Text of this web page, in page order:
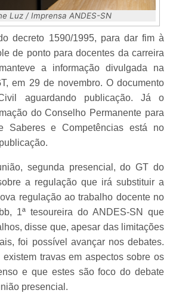
Luz / Imprensa ANDES-SN
decreto 1590/1995, para dar fim à
de ponto para docentes da carreira
a informação divulgada na
em 29 de novembro. O documento
aguardando publicação. Já o
do Conselho Permanente para
Saberes e Competências está no
segunda presencial, do GT do
a regulação que irá substituir a
regulação ao trabalho docente no
1ª tesoureira do ANDES-SN que
disse que, apesar das limitações
foi possível avançar nos debates.
travas em aspectos sobre os
e que estes são foco do debate
presencial.